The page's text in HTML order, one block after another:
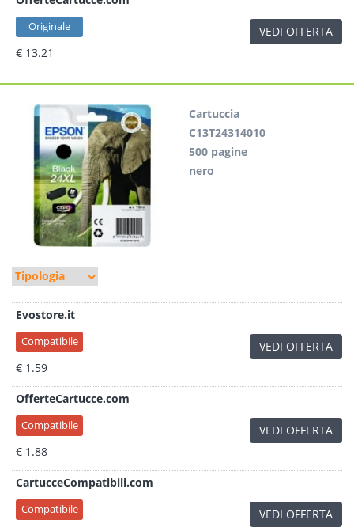
Originale
€ 13.21
VEDI OFFERTA
Cartuccia
C13T24314010
500 pagine
nero
Evostore.it
Compatibile
€ 1.59
VEDI OFFERTA
OfferteCartucce.com
Compatibile
€ 1.88
VEDI OFFERTA
CartucceCompatibili.com
Compatibile VEDI OFFERTA